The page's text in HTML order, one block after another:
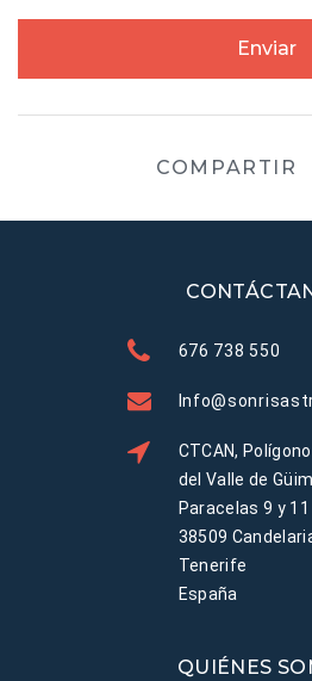
Enviar
COMPARTIR
676 738 550
CTCAN,
del Valle de
Paracelas 9 y 11
38509
Tenerife
España
QUIÉNES